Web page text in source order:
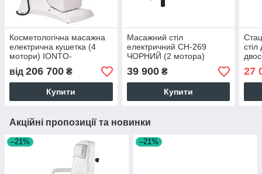
Косметологічна масажна
електрична кушетка (4
мотори) IONTO-
KOMFORT
xDream Німеччина
від 206 700 ₴
Купити
Масажний стіл
електричний СН-269
ЧОРНИЙ (2 мотора)
Кушетка для
косметологічних та SPA
процедур
39 900₴
Купити
27
Акційні пропозиції та новинки
–21% –21%